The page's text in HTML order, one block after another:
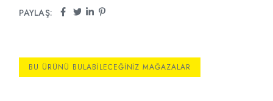
PAYLAŞ:
BU ÜRÜNÜ BULABILECEĞINIZ MAĞAZALAR